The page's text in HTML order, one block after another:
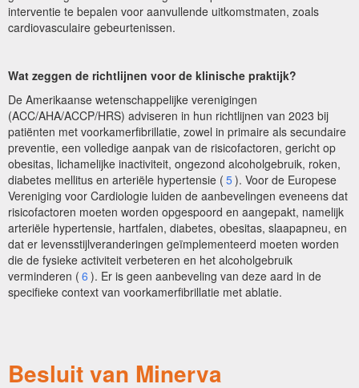
interventie te bepalen voor aanvullende uitkomstmaten, zoals
cardiovasculaire gebeurtenissen.
Wat zeggen de richtlijnen voor de klinische praktijk?
De Amerikaanse wetenschappelijke verenigingen
(ACC/AHA/ACCP/HRS) adviseren in hun richtlijnen van 2023 bij
patiënten met voorkamerfibrillatie, zowel in primaire als secundaire
preventie, een volledige aanpak van de risicofactoren, gericht op
obesitas, lichamelijke inactiviteit, ongezond alcoholgebruik, roken,
diabetes mellitus en arteriële hypertensie ( 5). Voor de Europese
Vereniging voor Cardiologie luiden de aanbevelingen eveneens dat
risicofactoren moeten worden opgespoord en aangepakt, namelijk
arteriële hypertensie, hartfalen, diabetes, obesitas, slaapapneu, en
dat er levensstijlveranderingen geïmplementeerd moeten worden
die de fysieke activiteit verbeteren en het alcoholgebruik
verminderen ( 6 ). Er is geen aanbeveling van deze aard in de
specifieke context van voorkamerfibrillatie met ablatie.
Besluit van Minerva